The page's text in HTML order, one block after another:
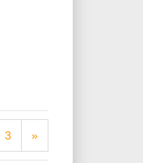
3 »